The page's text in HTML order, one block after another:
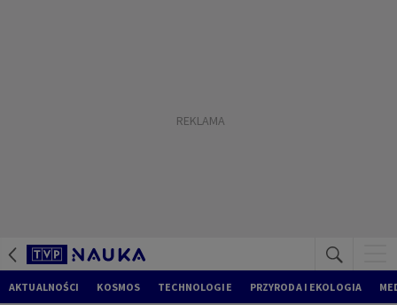
AKTUALNOŚCI KOSMOS TECHNOLOGIE PRZYRODA I EKOLOGIA